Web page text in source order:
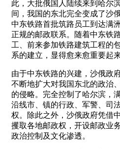
此，大批俄国人陆续来到哈尔
间，我国的东北完全变成了沙
中东铁路首批筑路员工到达满
正规的邮政联系。随着中东铁
工、前来参加铁路建筑工程的
系的建立，显得愈来愈重要起来
由于中东铁路的兴建，沙俄政
不断地扩大对我国东北的政治
的侵略。完全控制了哈尔滨，
沿线市、镇的行政、军警、司
权。除此之外，沙俄政府凭借
攫取各地邮政权，开设邮政业
政治控制及文化渗透。